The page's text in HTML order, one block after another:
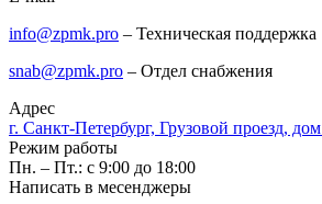
info@zpmk.pro – Техническая поддержка
snab@zpmk.pro – Отдел снабжения
Адрес
г. Санкт-Петербург, Грузовой проезд,
Режим работы
Пн. – Пт.: с 9:00 до 18:00
Написать в месенджеры